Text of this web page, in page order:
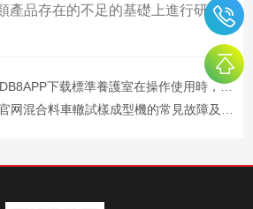
品存在的不足的基礎上進行研
下载標準養護室在操作使用時，需要注意哪些事項
混合料車轍試樣成型機的常見故障及解決辦法